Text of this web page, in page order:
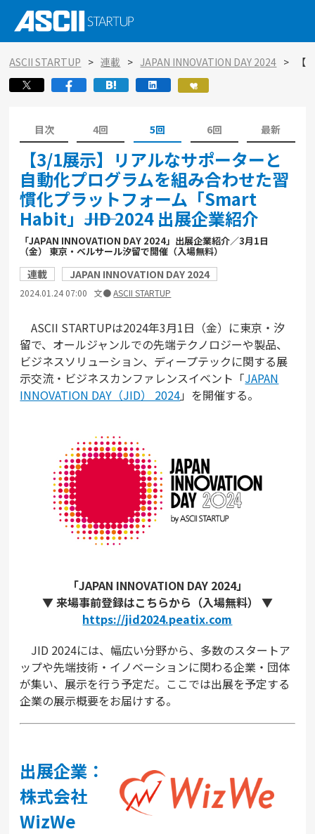
ASCII STARTUP 連載 JAPAN INNOVATION DAY 2024 【
目次 4回 5回 6回 最新
【3/1展示】リアルなサポーターと
自動化プログラムを組み合わせた習
慣化プラットフォーム「Smart
Habit」――JID 2024 出展企業紹介
「JAPAN INNOVATION DAY 2024」出展企業紹介／3月1日
（金） 東京・ベルサール汐留で開催（入場無料）
連載 JAPAN INNOVATION DAY 2024
2024.01.24 07:00 文●ASCII STARTUP
ASCII STARTUPは2024年3月1日（金）に東京・汐
留で、オールジャンルでの先端テクノロジーや製品、
ビジネスソリューション、ディープテックに関する展
示交流・ビジネスカンファレンスイベント「JAPAN
INNOVATION DAY（JID） 2024」を開催する。
「JAPAN INNOVATION DAY 2024」
▼ 来場事前登録はこちらから（入場無料） ▼
https://jid2024.peatix.com
JID 2024には、幅広い分野から、多数のスタートア
ップや先端技術・イノベーションに関わる企業・団体
が集い、展示を行う予定だ。ここでは出展を予定する
企業の展示概要をお届けする。
出展企業：
株式会社
WizWe